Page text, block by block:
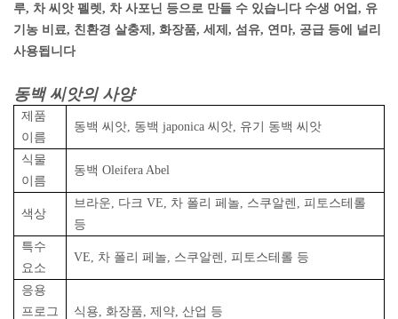
루, 차 씨앗 펠렛, 차 사포닌 등으로 만들 수 있습니다 수생 어업, 유
기농 비료, 친환경 살충제, 화장품, 세제, 섬유, 연마, 공급 등에 널리
사용됩니다
동백 씨앗의 사양
제품
이름
동백 씨앗, 동백 japonica 씨앗, 유기 동백 씨앗
식물
이름
동백 Oleifera Abel
색상
브라운, 다크 VE, 차 폴리 페놀, 스쿠알렌, 피토스테롤
등
특수
요소
VE, 차 폴리 페놀, 스쿠알렌, 피토스테롤 등
응용
프로그
식용, 화장품, 제약, 산업 등